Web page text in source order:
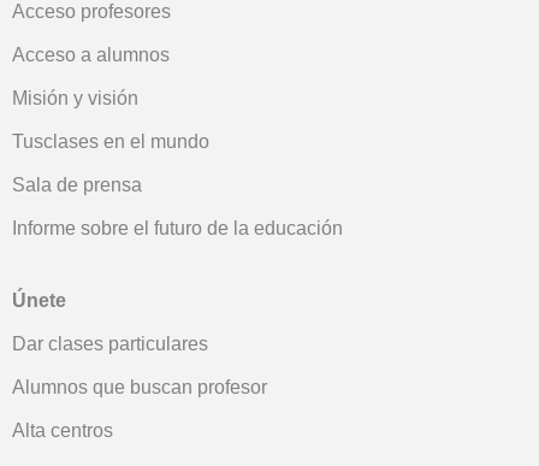
Acceso profesores
Acceso a alumnos
Misión y visión
Tusclases en el mundo
Sala de prensa
Informe sobre el futuro de la educación
Únete
Dar clases particulares
Alumnos que buscan profesor
Alta centros